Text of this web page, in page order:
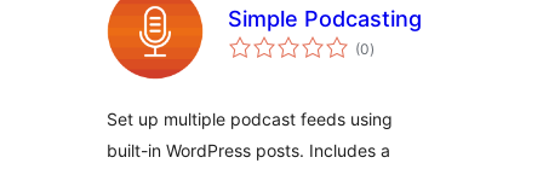
Simple Podcasting
(0celkové
hodnotenie
)
Set up multiple podcast feeds using
built-in WordPress posts. Includes a